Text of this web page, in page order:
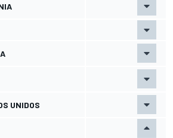
UNIDOS